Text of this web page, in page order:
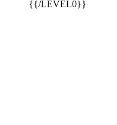
{{/LEVEL0}}